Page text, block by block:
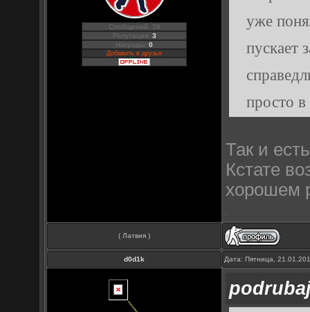
Сообщений: 36
Репутация: 3
Награды:0
Добавить в друзья
уже
пускает
просто в
Так и
Кстате
хорошем
( Латвия )
d0d1k Дата: Пятница,